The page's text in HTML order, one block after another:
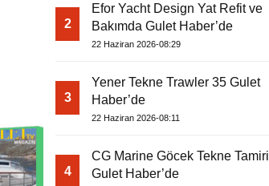
2
Efor Yacht Design Yat Refit ve
Bakımda Gulet Haber’de
22 Haziran 2026-08:29
3
Yener Tekne Trawler 35 Gulet
Haber’de
22 Haziran 2026-08:11
4
CG Marine Göcek Tekne Tamiri
Gulet Haber’de